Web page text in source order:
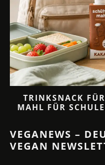
TRINKSNACK
MAHL FÜR
VEGANEWS –
VEGAN